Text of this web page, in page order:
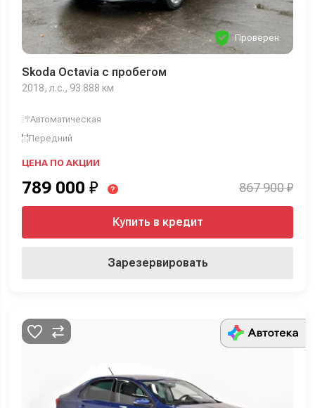
Проверен
Skoda Octavia с пробегом
2018, л.с., 93 888 км
Автоматическая
Передний
ЦЕНА ПО АКЦИИ
789 000 ₽ ? 867 900 ₽
Купить в кредит
Зарезервировать